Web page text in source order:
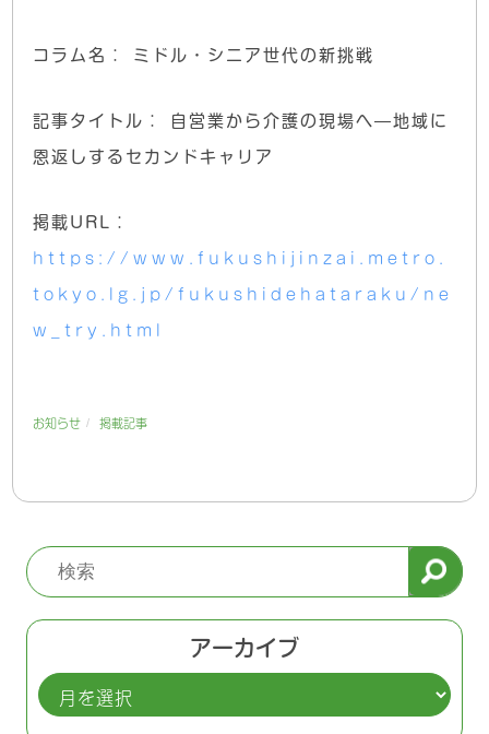
コラム名： ミドル・シニア世代の新挑戦
記事タイトル： 自営業から介護の現場へ—地域に
恩返しするセカンドキャリア
掲載URL：
https://www.fukushijinzai.metro.
tokyo.lg.jp/fukushidehataraku/ne
w_try.html
お知らせ / 掲載記事
アーカイブ
ア
ー